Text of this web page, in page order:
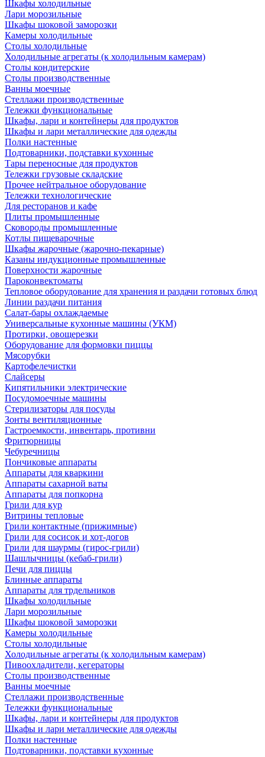
Шкафы холодильные
Лари морозильные
Шкафы шоковой заморозки
Камеры холодильные
Столы холодильные
Холодильные агрегаты (к холодильным камерам)
Столы кондитерские
Столы производственные
Ванны моечные
Стеллажи производственные
Тележки функциональные
Шкафы, лари и контейнеры для продуктов
Шкафы и лари металлические для одежды
Полки настенные
Подтоварники, подставки кухонные
Тары переносные для продуктов
Тележки грузовые складские
Прочее нейтральное оборудование
Тележки технологические
Для ресторанов и кафе
Плиты промышленные
Сковороды промышленные
Котлы пищеварочные
Шкафы жарочные (жарочно-пекарные)
Казаны индукционные промышленные
Поверхности жарочные
Пароконвектоматы
Тепловое оборудование для хранения и раздачи готовых блюд
Линии раздачи питания
Салат-бары охлаждаемые
Универсальные кухонные машины (УКМ)
Протирки, овощерезки
Оборудование для формовки пиццы
Мясорубки
Картофелечистки
Слайсеры
Кипятильники электрические
Посудомоечные машины
Стерилизаторы для посуды
Зонты вентиляционные
Гастроемкости, инвентарь, противни
Фритюрницы
Чебуречницы
Пончиковые аппараты
Аппараты для кваркини
Аппараты сахарной ваты
Аппараты для попкорна
Грили для кур
Витрины тепловые
Грили контактные (прижимные)
Грили для сосисок и хот-догов
Грили для шаурмы (гирос-грили)
Шашлычницы (кебаб-грили)
Печи для пиццы
Блинные аппараты
Аппараты для трдельников
Шкафы холодильные
Лари морозильные
Шкафы шоковой заморозки
Камеры холодильные
Столы холодильные
Холодильные агрегаты (к холодильным камерам)
Пивоохладители, кегераторы
Столы производственные
Ванны моечные
Стеллажи производственные
Тележки функциональные
Шкафы, лари и контейнеры для продуктов
Шкафы и лари металлические для одежды
Полки настенные
Подтоварники, подставки кухонные